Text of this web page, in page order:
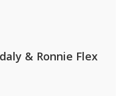
& Ronnie Flex